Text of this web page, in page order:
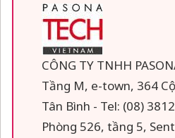
CÔNG TY TNHH
Tầng M, e-town, 364
Tân Bình - Tel: (08)
Phòng 526, tầng 5,